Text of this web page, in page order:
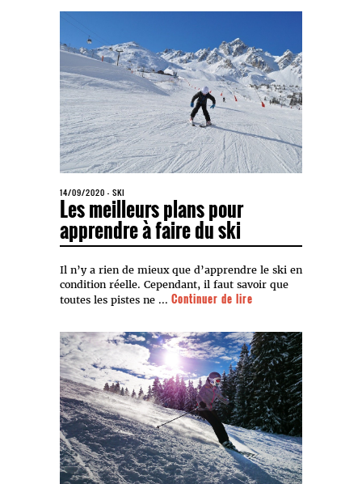
14/09/2020 - SKI
Les meilleurs plans pour
apprendre à faire du ski
Il n’y a rien de mieux que d’apprendre le ski en
condition réelle. Cependant, il faut savoir que
toutes les pistes ne ... Continuer de lire